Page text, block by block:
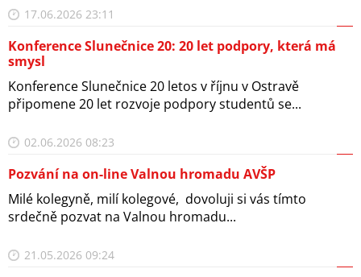
17.06.2026 23:11
Konference Slunečnice 20: 20 let podpory, která má
smysl
Konference Slunečnice 20 letos v říjnu v Ostravě
připomene 20 let rozvoje podpory studentů se...
02.06.2026 08:23
Pozvání na on-line Valnou hromadu AVŠP
Milé kolegyně, milí kolegové, dovoluji si vás tímto
srdečně pozvat na Valnou hromadu...
21.05.2026 09:24